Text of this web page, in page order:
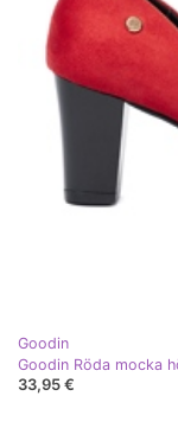
Goodin
Goodin Röda mocka
33,95 €